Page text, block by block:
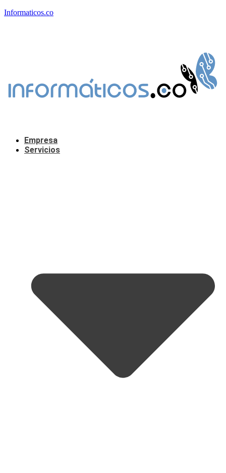
Informaticos.co
Empresa
Servicios